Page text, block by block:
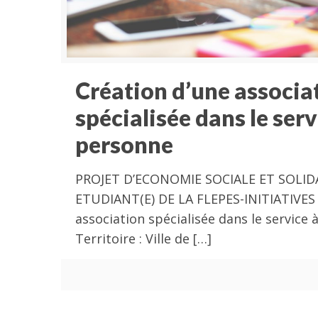
Création d’une
spécialisée dans le
personne
PROJET D’ECONOMIE SOCIALE ET
ETUDIANT(E) DE LA FLEPES-
association spécialisée dans le
Territoire : Ville de […]